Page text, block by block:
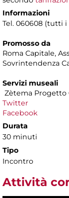
Informazioni
Tel. 060608 (tutti i
Promosso da
Roma Capitale,
Sovrintendenza
Servizi museali
Zètema Progetto
Twitter
Facebook
Durata
30 minuti
Tipo
Incontro
Attività